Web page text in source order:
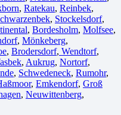
, Ratekau, Reinbek,
, Stockelsdorf,
, Bordesholm, Molfsee,
, Mönkeberg,
, Brodersdorf, Wendtorf,
, Aukrug, Nortorf,
, Schwedeneck, Rumohr,
, Emkendorf, Groß
, Neuwittenberg,